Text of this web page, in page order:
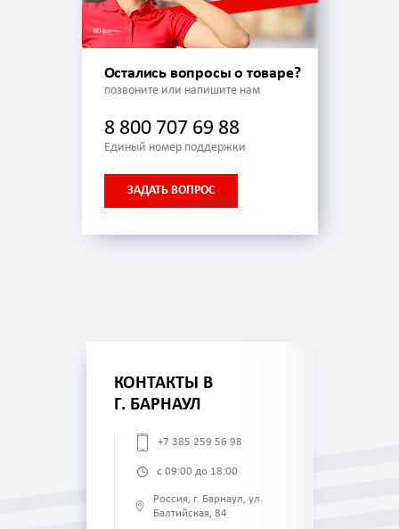
Остались вопросы о товаре?
позвоните или напишите нам
8 800 707 69 88
Единый номер поддержки
ЗАДАТЬ ВОПРОС
КОНТАКТЫ В
Г. БАРНАУЛ
+7 385 259 56 98
с 09:00 до 18:00
Россия, г. Барнаул, ул.
Балтийская, 84